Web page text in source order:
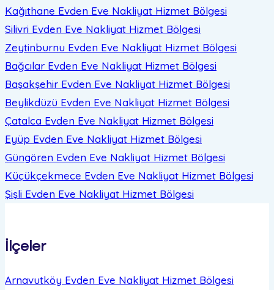
Kağıthane Evden Eve Nakliyat Hizmet Bölgesi
Silivri Evden Eve Nakliyat Hizmet Bölgesi
Zeytinburnu Evden Eve Nakliyat Hizmet Bölgesi
Bağcılar Evden Eve Nakliyat Hizmet Bölgesi
Başakşehir Evden Eve Nakliyat Hizmet Bölgesi
Beylikdüzü Evden Eve Nakliyat Hizmet Bölgesi
Çatalca Evden Eve Nakliyat Hizmet Bölgesi
Eyüp Evden Eve Nakliyat Hizmet Bölgesi
Güngören Evden Eve Nakliyat Hizmet Bölgesi
Küçükçekmece Evden Eve Nakliyat Hizmet Bölgesi
Şişli Evden Eve Nakliyat Hizmet Bölgesi
İlçeler
Arnavutköy Evden Eve Nakliyat Hizmet Bölgesi